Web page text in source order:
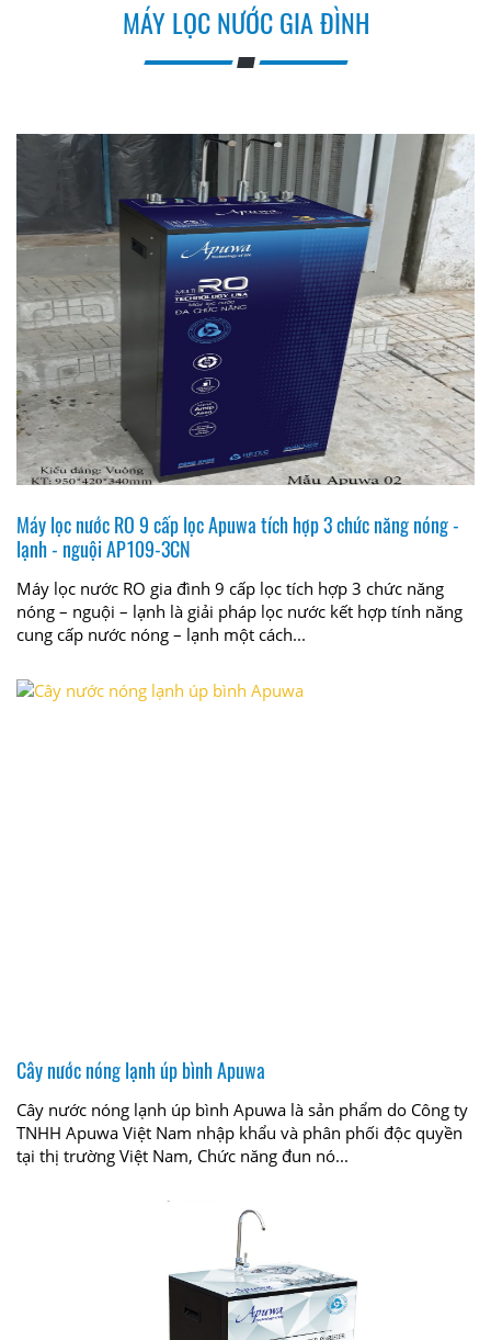
MÁY LỌC NƯỚC GIA ĐÌNH
Máy lọc nước RO 9 cấp lọc Apuwa tích hợp 3 chức năng nóng -
lạnh - nguội AP109-3CN
Máy lọc nước RO gia đình 9 cấp lọc tích hợp 3 chức năng
nóng – nguội – lạnh là giải pháp lọc nước kết hợp tính năng
cung cấp nước nóng – lạnh một cách...
Cây nước nóng lạnh úp bình Apuwa
Cây nước nóng lạnh úp bình Apuwa là sản phẩm do Công ty
TNHH Apuwa Việt Nam nhập khẩu và phân phối độc quyền
tại thị trường Việt Nam, Chức năng đun nó...